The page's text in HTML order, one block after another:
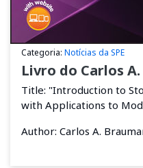
Categoria: Notícias da SPE
Livro do Carlos
Title: "Introduction to
with Applications to
Author: Carlos A.